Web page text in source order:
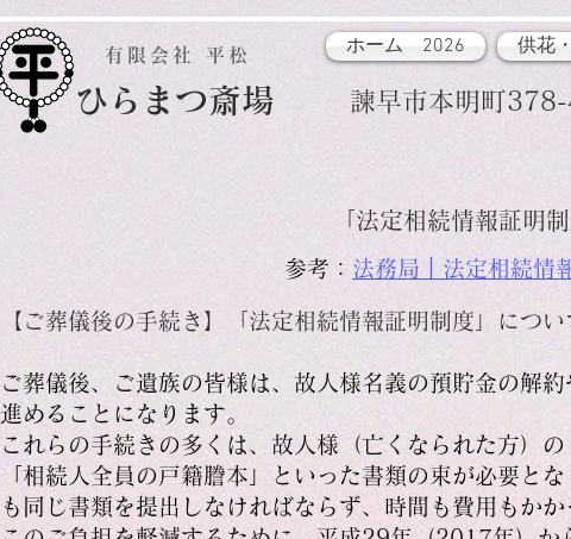
有限会社 平松
​ひらまつ斎場
ホーム 2026 供花
諫早市本明町
「法定相続情報証明
参考： 法務局｜法定相続情
【ご葬儀後の手続き】「法定相続情報証明制度」につい
ご葬儀後、ご遺族の皆様は、故人様名義の預貯金の解
進めることになります。
これらの手続きの多くは、故人様（亡くなられた方）
「相続人全員の戸籍謄本」といった書類の束が必要と
も同じ書類を提出しなければならず、時間も費用もかか